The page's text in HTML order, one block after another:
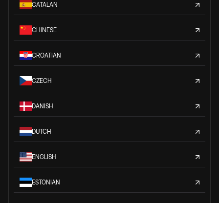
CATALAN
CHINESE
CROATIAN
CZECH
DANISH
DUTCH
ENGLISH
ESTONIAN